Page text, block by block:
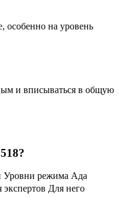
особенно на уровень
и вписываться в общую
Уровни режима Ада
экспертов Для него